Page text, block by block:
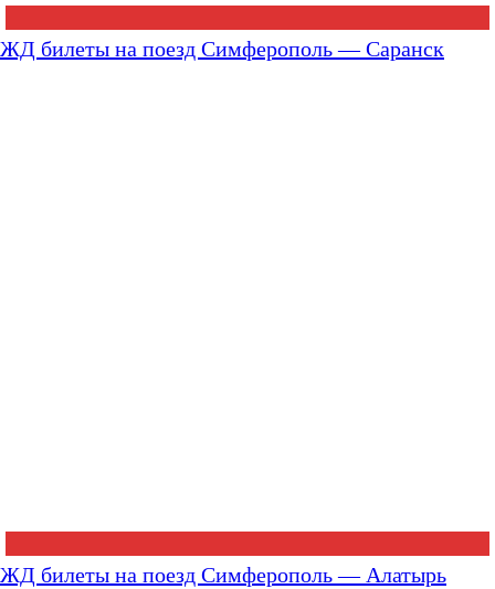
ЖД билеты на поезд Симферополь — Саранск
ЖД билеты на поезд Симферополь — Алатырь